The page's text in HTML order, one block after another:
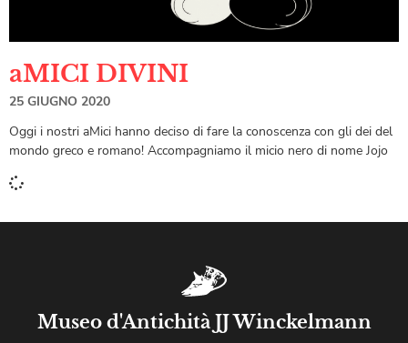
aMICI DIVINI
25 GIUGNO 2020
Oggi i nostri aMici hanno deciso di fare la conoscenza con gli dei del
mondo greco e romano! Accompagniamo il micio nero di nome Jojo
Museo d'Antichità JJ Winckelmann